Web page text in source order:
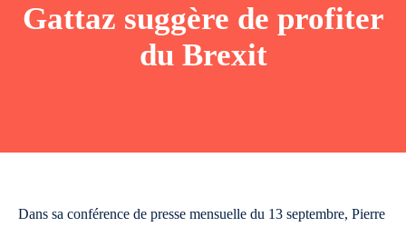
Gattaz suggère de profiter
du Brexit
Dans sa conférence de presse mensuelle du 13 septembre, Pierre